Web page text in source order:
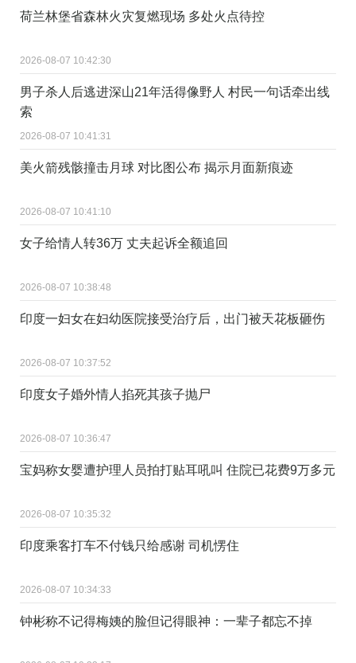
荷兰林堡省森林火灾复燃现场 多处火点待控
2026-08-07 10:42:30
男子杀人后逃进深山21年活得像野人 村民一句话牵出线
索
2026-08-07 10:41:31
美火箭残骸撞击月球 对比图公布 揭示月面新痕迹
2026-08-07 10:41:10
女子给情人转36万 丈夫起诉全额追回
2026-08-07 10:38:48
印度一妇女在妇幼医院接受治疗后，出门被天花板砸伤
2026-08-07 10:37:52
印度女子婚外情人掐死其孩子抛尸
2026-08-07 10:36:47
宝妈称女婴遭护理人员拍打贴耳吼叫 住院已花费9万多元
2026-08-07 10:35:32
印度乘客打车不付钱只给感谢 司机愣住
2026-08-07 10:34:33
钟彬称不记得梅姨的脸但记得眼神：一辈子都忘不掉